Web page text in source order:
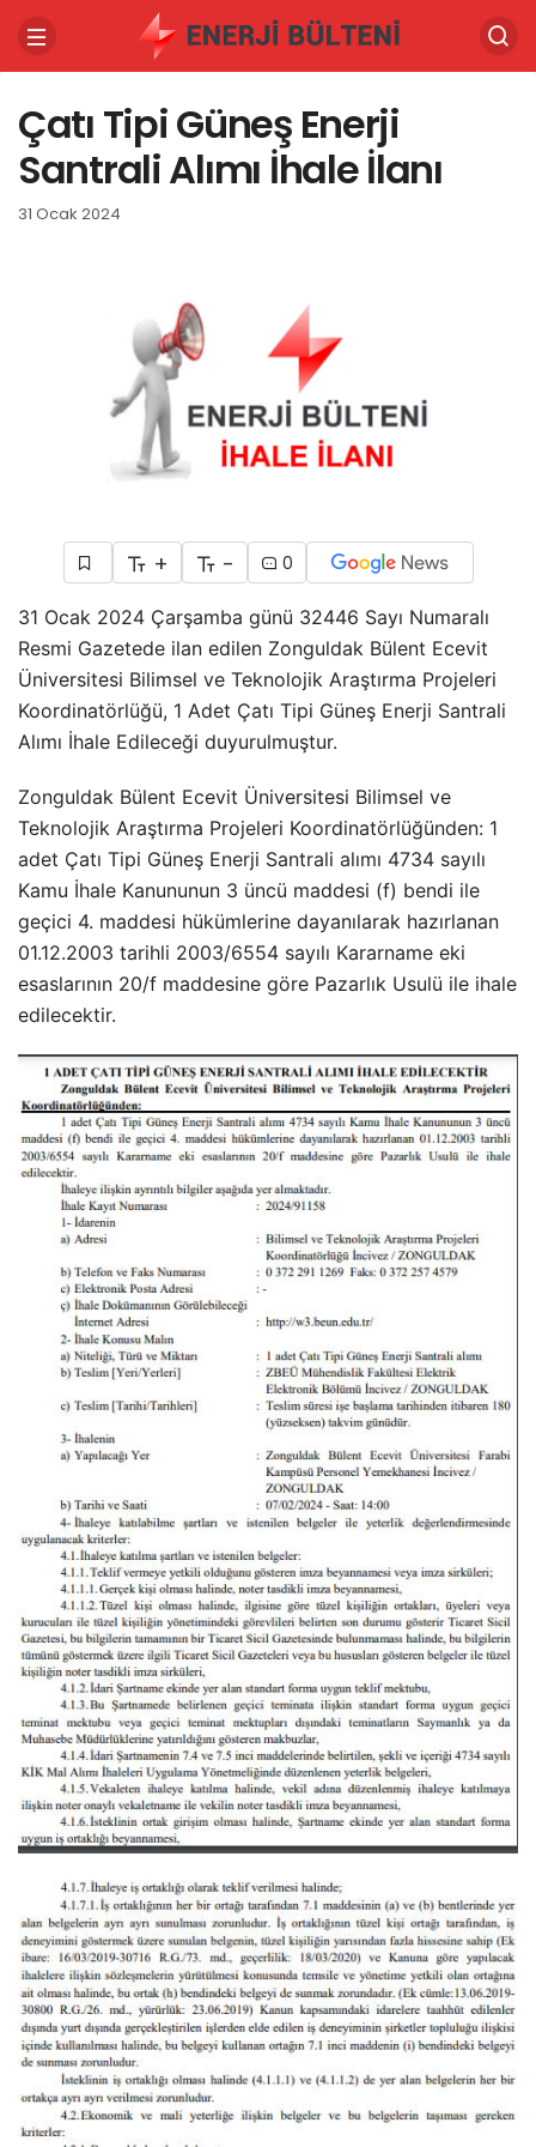
Çatı Tipi Güneş Enerji
Santrali Alımı İhale İlanı
31 Ocak 2024
+ - 0
31 Ocak 2024 Çarşamba günü 32446 Sayı Numaralı
Resmi Gazetede ilan edilen Zonguldak Bülent Ecevit
Üniversitesi Bilimsel ve Teknolojik Araştırma Projeleri
Koordinatörlüğü, 1 Adet Çatı Tipi Güneş Enerji Santrali
Alımı İhale Edileceği duyurulmuştur.
Zonguldak Bülent Ecevit Üniversitesi Bilimsel ve
Teknolojik Araştırma Projeleri Koordinatörlüğünden: 1
adet Çatı Tipi Güneş Enerji Santrali alımı 4734 sayılı
Kamu İhale Kanununun 3 üncü maddesi (f) bendi ile
geçici 4. maddesi hükümlerine dayanılarak hazırlanan
01.12.2003 tarihli 2003/6554 sayılı Kararname eki
esaslarının 20/f maddesine göre Pazarlık Usulü ile ihale
edilecektir.